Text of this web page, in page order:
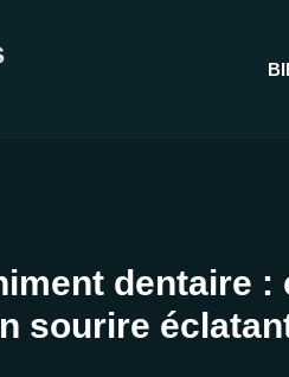
dentaire :
sourire